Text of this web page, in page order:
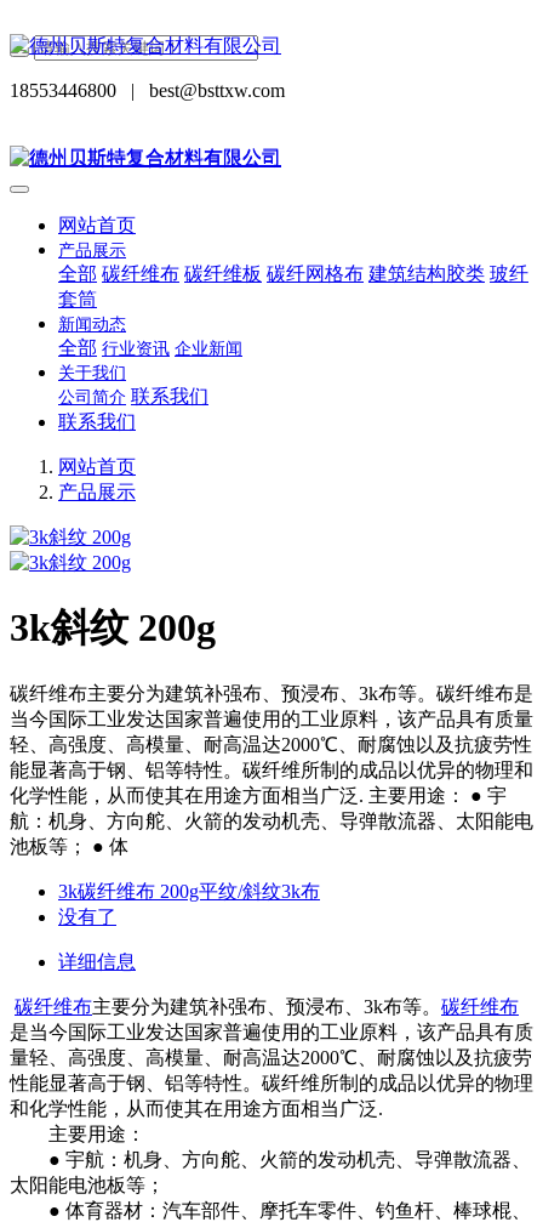
18553446800 | best@bsttxw.com
网站首页
产品展示
全部 碳纤维布 碳纤维板 碳纤网格布 建筑结构胶类 玻纤
套筒
新闻动态
全部 行业资讯 企业新闻
关于我们
公司简介 联系我们
联系我们
网站首页
产品展示
3k斜纹 200g
碳纤维布主要分为建筑补强布、预浸布、3k布等。碳纤维布是
当今国际工业发达国家普遍使用的工业原料，该产品具有质量
轻、高强度、高模量、耐高温达2000℃、耐腐蚀以及抗疲劳性
能显著高于钢、铝等特性。碳纤维所制的成品以优异的物理和
化学性能，从而使其在用途方面相当广泛. 主要用途： ● 宇
航：机身、方向舵、火箭的发动机壳、导弹散流器、太阳能电
池板等； ● 体
3k碳纤维布 200g平纹/斜纹3k布
没有了
详细信息
碳纤维布主要分为建筑补强布、预浸布、3k布等。 碳纤维布
是当今国际工业发达国家普遍使用的工业原料，该产品具有质
量轻、高强度、高模量、耐高温达2000℃、耐腐蚀以及抗疲劳
性能显著高于钢、铝等特性。碳纤维所制的成品以优异的物理
和化学性能，从而使其在用途方面相当广泛.
主要用途：
● 宇航：机身、方向舵、火箭的发动机壳、导弹散流器、
太阳能电池板等；
● 体育器材：汽车部件、摩托车零件、钓鱼杆、棒球棍、